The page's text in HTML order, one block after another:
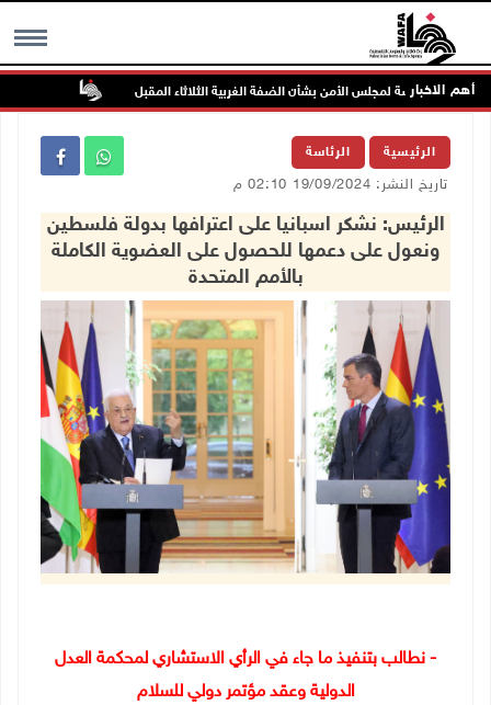
MENU أهم الاخبار
جلسة لمجلس الأمن بشأن الضفة الغربية الثلاثاء المقبل
الرئيسية الرئاسة
تاريخ النشر: 19/09/2024 02:10 م
الرئيس: نشكر اسبانيا على اعترافها بدولة فلسطين
ونعول على دعمها للحصول على العضوية الكاملة
بالأمم المتحدة
- نطالب بتنفيذ ما جاء في الرأي الاستشاري لمحكمة العدل
الدولية وعقد مؤتمر دولي للسلام